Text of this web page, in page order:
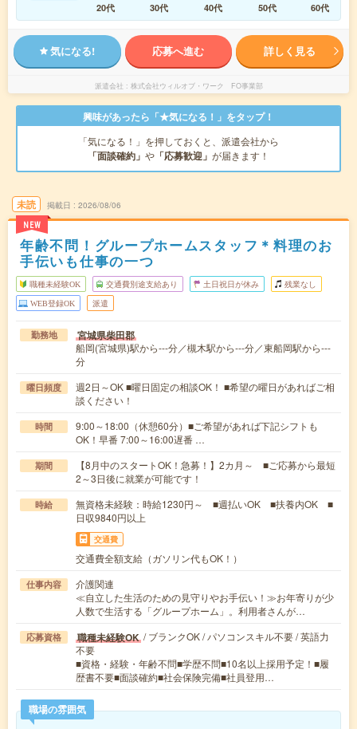
20代
30代 40代 50代 60代
気になる! 応募へ進む 詳しく見る
派遣会社 株式会社ウィルオブ・ワーク FO事業部
興味があったら「★気になる！」をタップ！
「気になる！」を押しておくと、派遣会社から
「面談確約」 や 「応募歓迎」 が届きます！
未読
NEW
掲載日 2026/08/06
年齢不問！グループホームスタッフ＊料理のお
手伝いも仕事の一つ
職種未経験OK 交通費別途支給あり 土日祝日が休み 残業なし
WEB登録OK 派遣
勤務地 宮城県柴田郡
船岡(宮城県)駅から---分／槻木駅から---分／東船岡駅から---
分
曜日頻度
週2日～OK ■曜日固定の相談OK！ ■希望の曜日があればご相
談ください！
時間
9:00～18:00（休憩60分）■ご希望があれば下記シフトも
OK！早番 7:00～16:00遅番 …
期間
【8月中のスタートOK！急募！】2カ月～ ■ご応募から最短
2～3日後に就業が可能です！
時給
無資格未経験：時給1230円～ ■週払いOK ■扶養内OK ■
日収9840円以上
交通費
交通費全額支給（ガソリン代もOK！）
仕事内容
介護関連
≪自立した生活のための見守りやお手伝い！≫お年寄りが少
人数で生活する「グループホーム」。利用者さんが…
応募資格 職種未経験OK / ブランクOK / パソコンスキル不要 / 英語力
不要
■資格・経験・年齢不問■学歴不問■10名以上採用予定！■履
歴書不要■面談確約■社会保険完備■社員登用…
職場の雰囲気